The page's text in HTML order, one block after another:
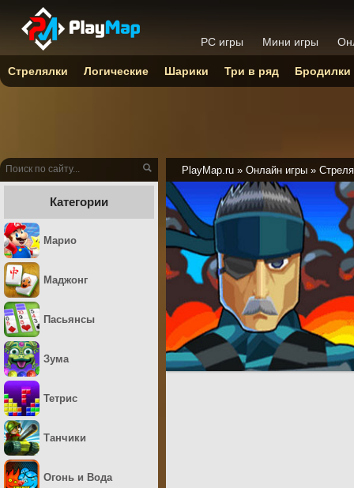
PlayMap.ru » Онлайн игры »
Категории
Марио
Маджонг
Пасьянсы
Зума
Тетрис
Танчики
Огонь и Вода
PC игры Мини игры
Стрелялки Логические Шарики Три в ряд Бродилки